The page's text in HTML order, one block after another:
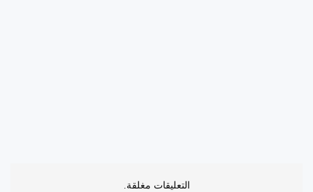
التعليقات مغلقة.